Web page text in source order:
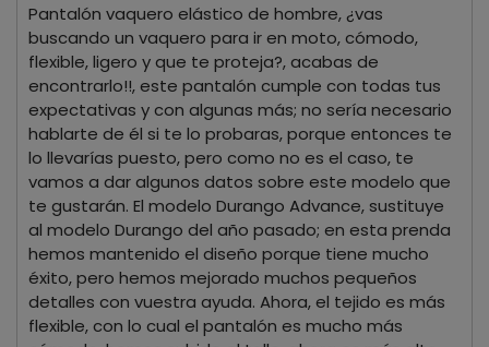
Pantalón vaquero elástico de hombre, ¿vas
buscando un vaquero para ir en moto, cómodo,
flexible, ligero y que te proteja?, acabas de
encontrarlo!!, este pantalón cumple con todas tus
expectativas y con algunas más; no sería necesario
hablarte de él si te lo probaras, porque entonces te
lo llevarías puesto, pero como no es el caso, te
vamos a dar algunos datos sobre este modelo que
te gustarán. El modelo Durango Advance, sustituye
al modelo Durango del año pasado; en esta prenda
hemos mantenido el diseño porque tiene mucho
éxito, pero hemos mejorado muchos pequeños
detalles con vuestra ayuda. Ahora, el tejido es más
flexible, con lo cual el pantalón es mucho más